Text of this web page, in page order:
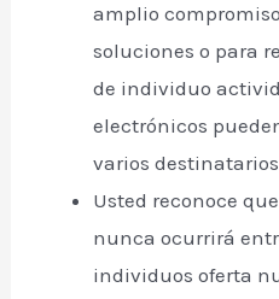
amplio
soluciones o para
de individuo
electrónicos
varios
Usted reconoce
nunca ocurrirá
individuos oferta